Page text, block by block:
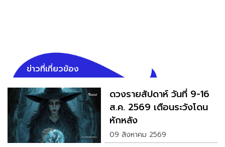
ข่าวที่เกี่ยวข้อง
ดวงรายสัปดาห์ วันที่ 9-16
ส.ค. 2569 เตือนระวังโดน
หักหลัง
09 สิงหาคม 2569